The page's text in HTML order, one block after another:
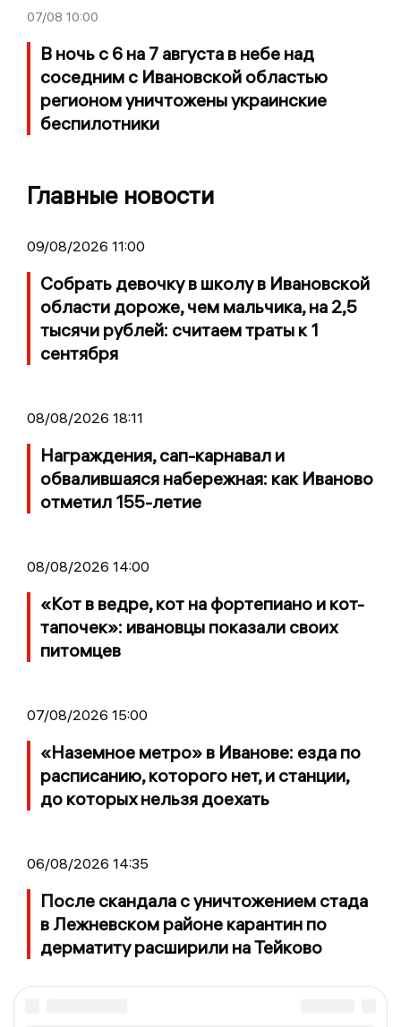
07/08 10:00
В ночь с 6 на 7 августа в небе над
соседним с Ивановской областью
регионом уничтожены украинские
беспилотники
Главные новости
09/08/2026 11:00
Собрать девочку в школу в Ивановской
области дороже, чем мальчика, на 2,5
тысячи рублей: считаем траты к 1
сентября
08/08/2026 18:11
Награждения, сап-карнавал и
обвалившаяся набережная: как Иваново
отметил 155-летие
08/08/2026 14:00
«Кот в ведре, кот на фортепиано и кот-
тапочек»: ивановцы показали своих
питомцев
07/08/2026 15:00
«Наземное метро» в Иванове: езда по
расписанию, которого нет, и станции,
до которых нельзя доехать
06/08/2026 14:35
После скандала с уничтожением стада
в Лежневском районе карантин по
дерматиту расширили на Тейково